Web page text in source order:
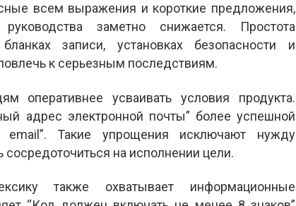
всем выражения и короткие предложения,
заметно снижается. Простота
записи, установках безопасности и
к серьезным последствиям.
оперативнее усваивать условия продукта.
адрес электронной почты” более успешной
Такие упрощения исключают нужду
на исполнении цели.
также охватывает информационные